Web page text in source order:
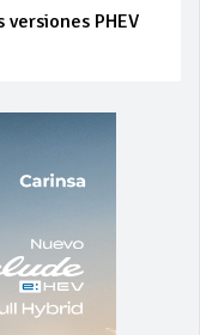
PHEV